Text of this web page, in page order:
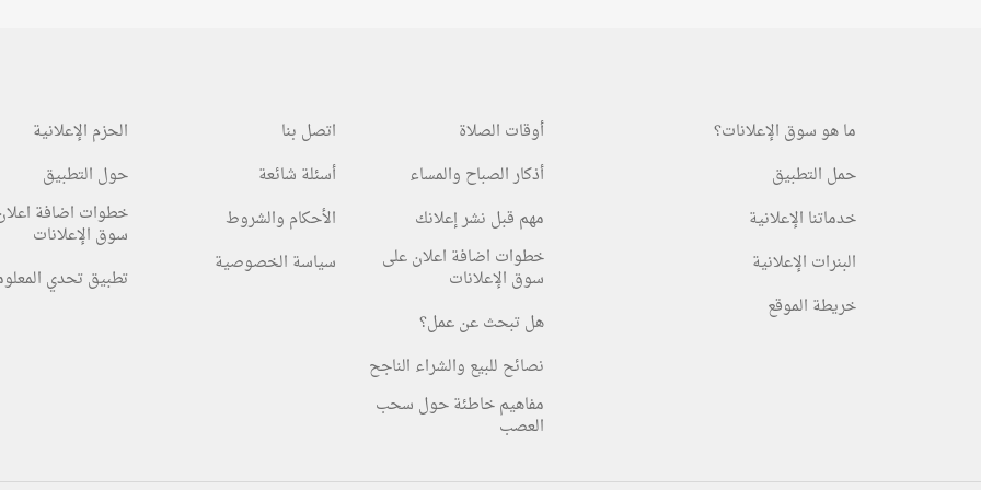
ما هو سوق الإعلانات؟
حمل التطبيق
خدماتنا الإعلانية
البنرات الإعلانية
خريطة الموقع
أوقات الصلاة
أذكار الصباح والمساء
مهم قبل نشر إعلانك
خطوات اضافة اعلان على
سوق الإعلانات
هل تبحث عن عمل؟
نصائح للبيع والشراء الناجح
مفاهيم خاطئة حول سحب
العصب
اتصل بنا
أسئلة شائعة
الأحكام والشروط
سياسة الخصوصية
الحزم الإعلانية
حول التطبيق
خطوات اضافة
سوق الإعلانات
تطبيق تحدي